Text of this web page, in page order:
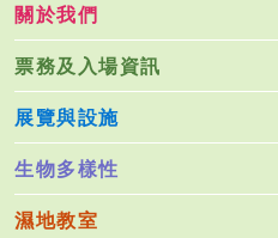
關於我們
票務及入場資訊
展覽與設施
生物多樣性
濕地教室